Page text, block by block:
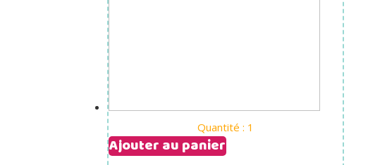
Quantité : 1
Ajouter au panier